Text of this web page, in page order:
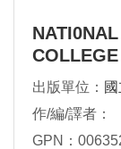
出版單位：
作/編/譯者：
GPN：